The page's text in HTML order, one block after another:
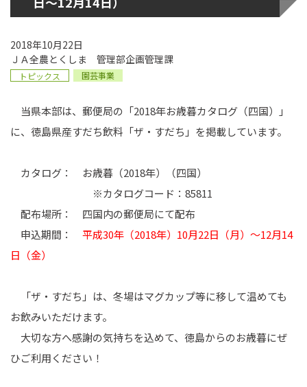
2018年10月22日
ＪＡ全農とくしま 管理部企画管理課
トピックス 園芸事業
当県本部は、郵便局の「2018年お歳暮カタログ（四国）」
に、徳島県産すだち飲料「ザ・すだち」を掲載しています。
カタログ： お歳暮（2018年）（四国）
※カタログコード：85811
配布場所： 四国内の郵便局にて配布
申込期間： 平成30年（2018年）10月22日（月）～12月14
日（金）
「ザ・すだち」は、冬場はマグカップ等に移して温めても
お飲みいただけます。
大切な方へ感謝の気持ちを込めて、徳島からのお歳暮にぜ
ひご利用ください！